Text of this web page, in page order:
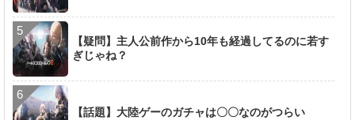
【疑問】主人公前作から10年も経過してるのに若す
ぎじゃね？
【話題】大陸ゲーのガチャは〇〇なのがつらい